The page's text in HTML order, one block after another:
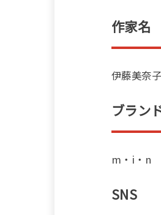
作家名
伊藤美奈
ブラン
m・i・n
SNS